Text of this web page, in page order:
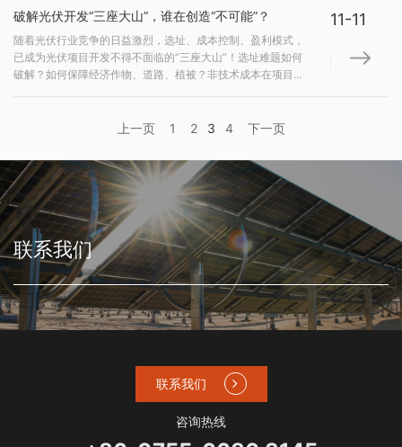
破解光伏开发“三座大山”，谁在创造“不可能”？
随着光伏行业竞争的日益激烈，选址、成本控制、盈利模式，
已成为光伏项目开发不得不面临的“三座大山”！选址难题如何
破解？如何保障经济作物、道路、植被？非技术成本在项目开
物，开发“不可能之地”，提高既定范围内土地利用率...
11-11
上一页 1 2 3 4 下一页
联系我们
联系我们
咨询热线